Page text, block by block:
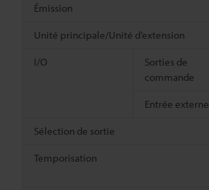
Émission
Unité principale/Unité d’extension
I/O
Sorties de
commande
Entrée externe
Sélection de sortie
Temporisation